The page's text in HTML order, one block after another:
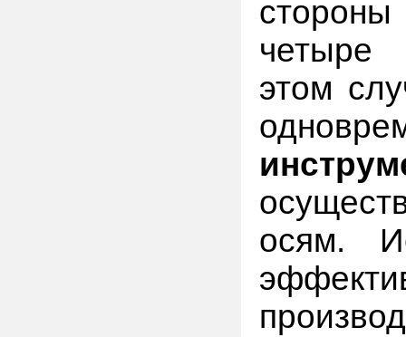
стороны
четыре
этом
осям.